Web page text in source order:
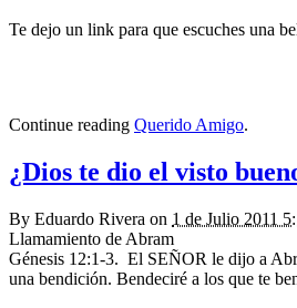
Te dejo un link para que escuches una
Continue reading Querido Amigo.
¿Dios te dio el visto
By Eduardo Rivera on 1 de Julio 2011
Llamamiento de Abram
Génesis 12:1-3. El SEÑOR le dijo a
una bendición. Bendeciré a los que te